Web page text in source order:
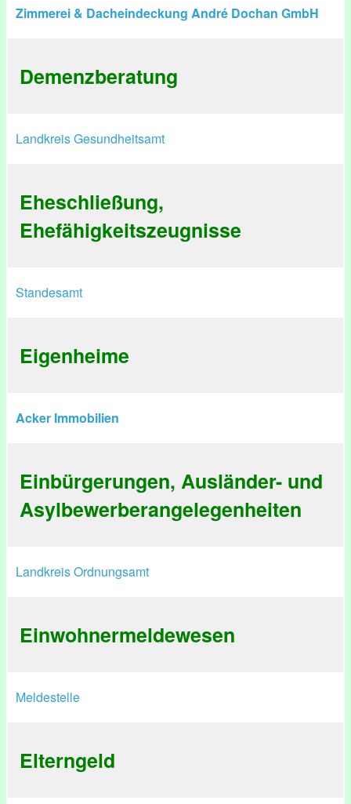
Zimmerei & Dacheindeckung André Dochan GmbH
Demenzberatung
Landkreis Gesundheitsamt
Eheschließung,
Ehefähigkeitszeugnisse
Standesamt
Eigenheime
Acker Immobilien
Einbürgerungen, Ausländer- und
Asylbewerberangelegenheiten
Landkreis Ordnungsamt
Einwohnermeldewesen
Meldestelle
Elterngeld